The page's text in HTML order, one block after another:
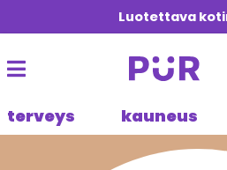
Luotettava
terveys kauneus